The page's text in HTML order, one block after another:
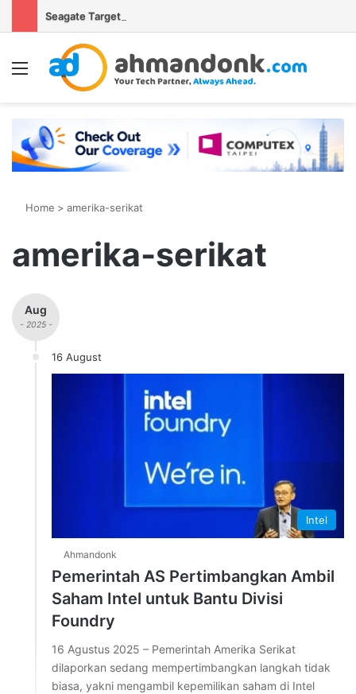
Menu
Home > amerika-serikat
amerika-serikat
Aug
- 2025 -
16 August
Intel
Ahmandonk
Pemerintah AS Pertimbangkan Ambil
Saham Intel untuk Bantu Divisi
Foundry
16 Agustus 2025 – Pemerintah Amerika Serikat
dilaporkan sedang mempertimbangkan langkah tidak
biasa, yakni mengambil kepemilikan saham di Intel